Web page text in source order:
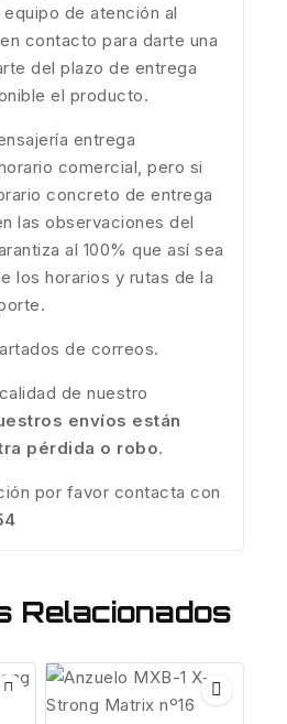
de atención al
contacto para darte una
del plazo de entrega
el producto.
entrega
comercial, pero si
concreto de entrega
las observaciones del
al 100% que así sea
los horarios y rutas de la
de correos.
de nuestro
envíos están
pérdida o robo.
por favor contacta con
Relacionados